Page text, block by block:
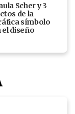
Scher y 3
de la
símbolo
el diseño